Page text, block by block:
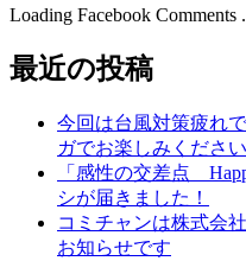
Loading Facebook Comments
最近の投稿
今回は台風対策疲れ
ガでお楽しみください
「感性の交差点
シが届きました！
コミチャンは株式会
お知らせです